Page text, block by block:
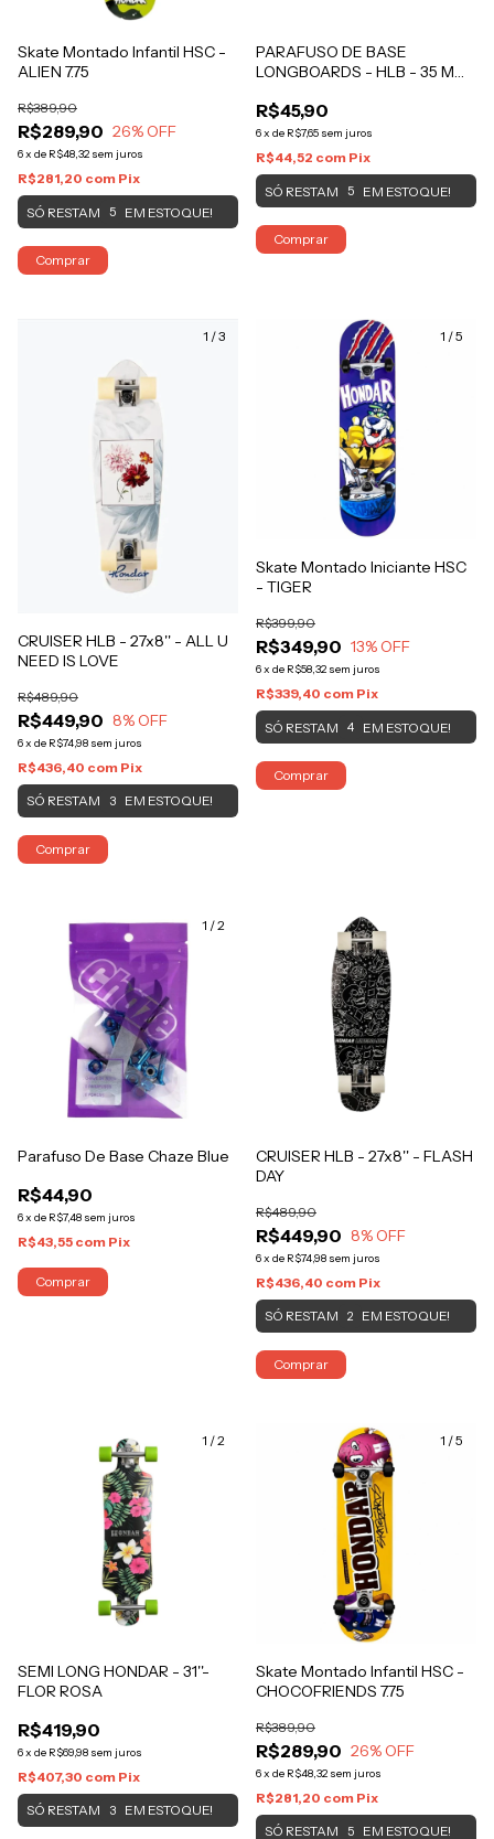
Skate Montado Infantil HSC -
ALIEN 7.75
R$289,90
R$389,90
26% OFF
6x de R$48,32 sem juros
R$281,20 com Pix
SÓ RESTAM 5 EM ESTOQUE!
Comprar
PARAFUSO DE BASE
LONGBOARDS - HLB - 35 MM
R$45,90
6x de R$7,65 sem juros
R$44,52 com Pix
SÓ RESTAM 5 EM ESTOQUE!
Comprar
1 /3
CRUISER HLB - 27x8'' - ALL U
NEED IS LOVE
R$449,90
R$489,90
8% OFF
6x de R$74,98 sem juros
R$436,40 com Pix
SÓ RESTAM 3 EM ESTOQUE!
Comprar
1 /5
Skate Montado Iniciante HSC
- TIGER
R$349,90
R$399,90
13% OFF
6x de R$58,32 sem juros
R$339,40 com Pix
SÓ RESTAM 4 EM ESTOQUE!
Comprar
1 /2
Parafuso De Base Chaze Blue
R$44,90
6x de R$7,48 sem juros
R$43,55 com Pix
Comprar
CRUISER HLB - 27x8'' - FLASH
DAY
R$449,90
R$489,90
8% OFF
6x de R$74,98 sem juros
R$436,40 com Pix
SÓ RESTAM 2 EM ESTOQUE!
Comprar
1 /2
SEMI LONG HONDAR - 31''-
FLOR ROSA
R$419,90
6x de R$69,98 sem juros
R$407,30 com Pix
SÓ RESTAM 3 EM ESTOQUE!
1 /5
Skate Montado Infantil HSC -
CHOCOFRIENDS 7.75
R$289,90
R$389,90
26% OFF
6x de R$48,32 sem juros
R$281,20 com Pix
SÓ RESTAM 5 EM ESTOQUE!